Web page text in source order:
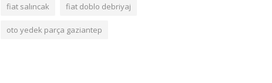
fiat salıncak fiat doblo debriyaj
oto yedek parça gaziantep